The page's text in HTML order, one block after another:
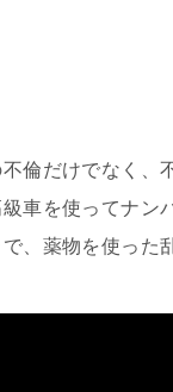
倫だけでなく、
車を使ってナン
、薬物を使った